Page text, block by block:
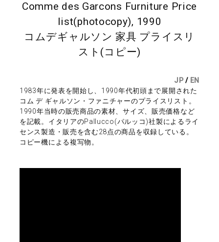
Comme des Garcons Furniture Price
list(photocopy), 1990
コムデギャルソン 家具 プライスリ
スト(コピー)
JP / EN
1983年に発表を開始し、1990年代初頭まで展開された
コム デ ギャルソン・ファニチャーのプライスリスト。
1990年当時の販売商品の素材、サイズ、販売価格など
を記載。イタリアのPallucco(パルッコ)社製によるライ
センス製造・販売を含む28点の商品を収録している。
コピー機による複写物。